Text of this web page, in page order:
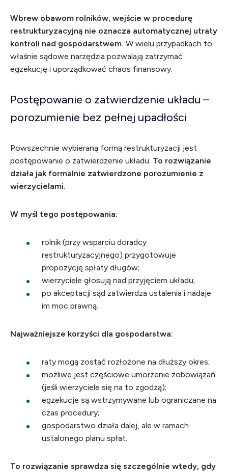
Wbrew obawom rolników, wejście w procedurę
restrukturyzacyjną nie oznacza automatycznej utraty
kontroli nad gospodarstwem. W wielu przypadkach to
właśnie sądowe narzędzia pozwalają zatrzymać
egzekucję i uporządkować chaos finansowy.
Postępowanie o zatwierdzenie układu –
porozumienie bez pełnej upadłości
Powszechnie wybieraną formą restrukturyzacji jest
postępowanie o zatwierdzenie układu. To rozwiązanie
działa jak formalnie zatwierdzone porozumienie z
wierzycielami.
W myśl tego postępowania:
rolnik (przy wsparciu doradcy
restrukturyzacyjnego) przygotowuje
propozycję spłaty długów;
wierzyciele głosują nad przyjęciem układu;
po akceptacji sąd zatwierdza ustalenia i nadaje
im moc prawną.
Najważniejsze korzyści dla gospodarstwa:
raty mogą zostać rozłożone na dłuższy okres;
możliwe jest częściowe umorzenie zobowiązań
(jeśli wierzyciele się na to zgodzą);
egzekucje są wstrzymywane lub ograniczane na
czas procedury;
gospodarstwo działa dalej, ale w ramach
ustalonego planu spłat.
To rozwiązanie sprawdza się szczególnie wtedy, gdy